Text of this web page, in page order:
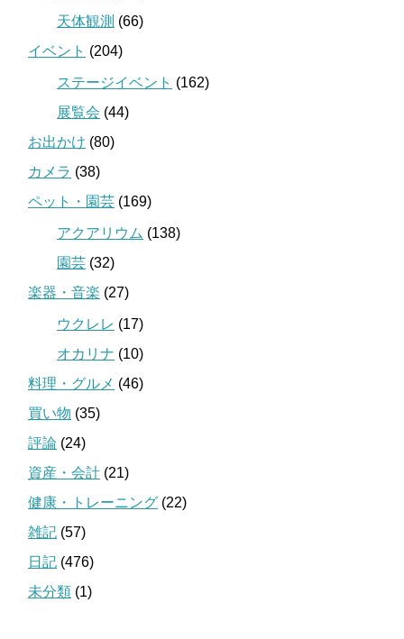
天体観測 (66)
イベント (204)
ステージイベント (162)
展覧会 (44)
お出かけ (80)
カメラ (38)
ペット・園芸 (169)
アクアリウム (138)
園芸 (32)
楽器・音楽 (27)
ウクレレ (17)
オカリナ (10)
料理・グルメ (46)
買い物 (35)
評論 (24)
資産・会計 (21)
健康・トレーニング (22)
雑記 (57)
日記 (476)
未分類 (1)